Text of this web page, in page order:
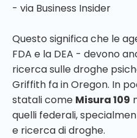
- via Business Insider
Questo significa che le
FDA e la DEA - devono
ricerca sulle droghe
Griffith fa in Oregon. In
statali come Misura 109
quelli federali,
e ricerca di droghe.